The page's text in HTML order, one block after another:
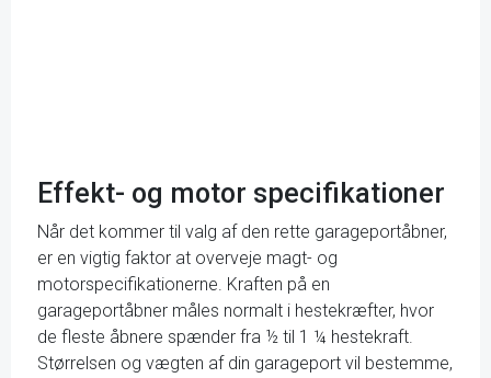
Effekt- og motor specifikationer
Når det kommer til valg af den rette garageportåbner,
er en vigtig faktor at overveje magt- og
motorspecifikationerne. Kraften på en
garageportåbner måles normalt i hestekræfter, hvor
de fleste åbnere spænder fra ½ til 1 ¼ hestekraft.
Størrelsen og vægten af din garageport vil bestemme,